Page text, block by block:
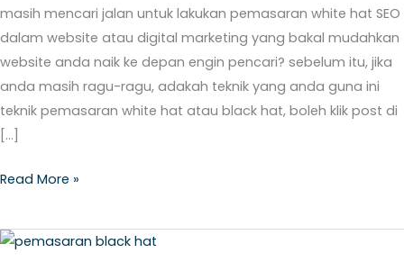
masih mencari jalan untuk lakukan pemasaran white hat SEO
dalam website atau digital marketing yang bakal mudahkan
website anda naik ke depan engin pencari? sebelum itu, jika
anda masih ragu-ragu, adakah teknik yang anda guna ini
teknik pemasaran white hat atau black hat, boleh klik post di
[…]
Read More »
Awas!